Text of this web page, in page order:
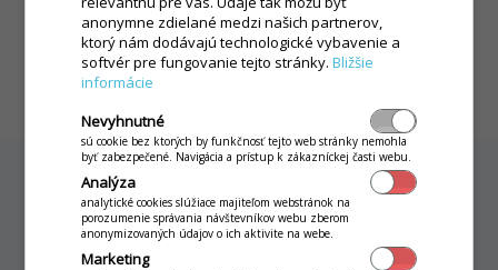
anonymne zdielané medzi našich partnerov,
ktorý nám dodávajú technologické vybavenie a
softvér pre fungovanie tejto stránky.Bližšie
informácie
Nevyhnutné
sú cookie bez ktorých by funkčnosť tejto web stránky nemohla
byť zabezpečené. Navigácia a prístup k zákazníckej časti webu.
Analýza
analytické cookies slúžiace majiteľom webstránok na
porozumenie správania návštevníkov webu zberom
anonymizovaných údajov o ich aktivite na webe.
Marketing